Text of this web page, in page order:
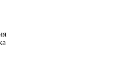
Europe(09.01.2026),RAEX-